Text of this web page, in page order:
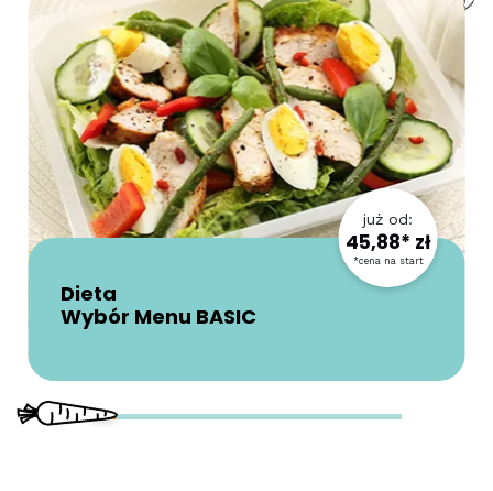
Dieta
Wybór Menu BASIC
już od:
45,88* zł
*cena na start